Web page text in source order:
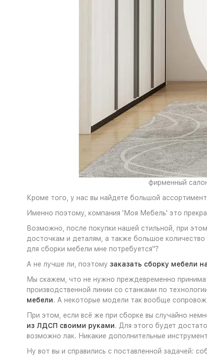
фирменный
Кроме того, у нас вы найдете большой
Именно поэтому, компания 'Моя Мебель' это
Возможно, после покупки нашей стильной, при
досточкам и деталям, а также большое количество
для сборки мебели мне потребуется"?
А не лучше ли, поэтому заказать сборку мебели
Мы скажем, что не нужно преждевременно
производственной линии со станками по
мебели. А некоторые модели так вообще
При этом, если всё же при сборке вы случайно
из ЛДСП своими руками. Для этого будет
возможно лак. Никакие дополнительные
Ну вот вы и справились с поставленной задачей: